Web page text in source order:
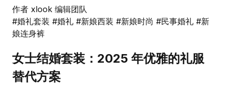
作者 xlook 编辑团队
#婚礼套装 #婚礼 #新娘西装 #新娘时尚 #民事婚礼 #新
娘连身裤
女士结婚套装：2025 年优雅的礼服
替代方案